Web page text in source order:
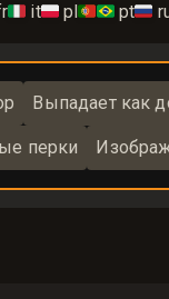
🇮🇹 it🇵🇱 pl🇵🇹🇧🇷 pt🇷🇺
Выпадает как
перки